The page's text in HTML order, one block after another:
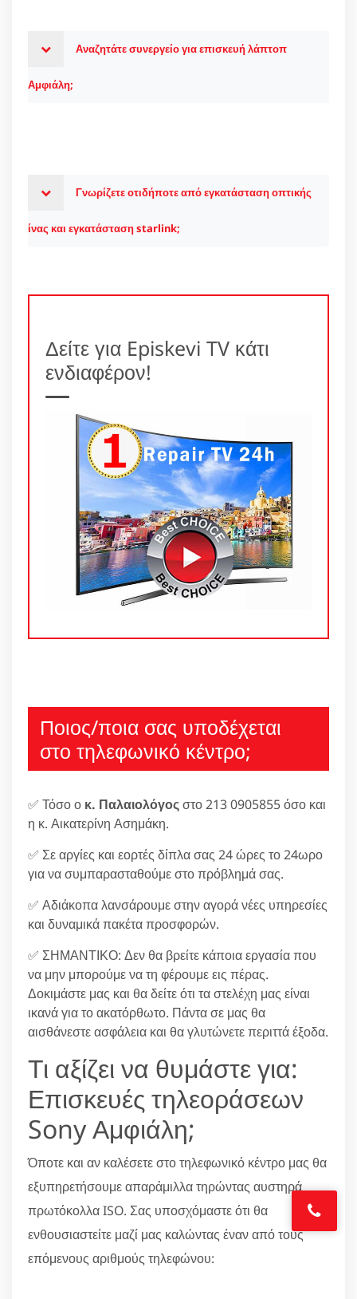
Αναζητάτε συνεργείο για επισκευή λάπτοπ
Αμφιάλη;
Γνωρίζετε οτιδήποτε από εγκατάσταση οπτικής
ίνας και εγκατάσταση starlink;
Δείτε για Episkevi TV κάτι
ενδιαφέρον!
Ποιος/ποια σας υποδέχεται
στο τηλεφωνικό κέντρο;
✅ Τόσο ο κ. Παλαιολόγοςστο 213 0905855 όσο και
η κ. Αικατερίνη Ασημάκη.
✅ Σε αργίες και εορτές δίπλα σας 24 ώρες το 24ωρο
για να συμπαρασταθούμε στο πρόβλημά σας.
✅ Αδιάκοπα λανσάρουμε στην αγορά νέες υπηρεσίες
και δυναμικά πακέτα προσφορών.
✅ ΣΗΜΑΝΤΙΚΟ: Δεν θα βρείτε κάποια εργασία που
να μην μπορούμε να τη φέρουμε εις πέρας.
Δοκιμάστε μας και θα δείτε ότι τα στελέχη μας είναι
ικανά για το ακατόρθωτο. Πάντα σε μας θα
αισθάνεστε ασφάλεια και θα γλυτώνετε περιττά έξοδα.
Τι αξίζει να θυμάστε για:
Επισκευές τηλεοράσεων
Sony Αμφιάλη;
Όποτε και αν καλέσετε στο τηλεφωνικό κέντρο μας θα
εξυπηρετήσουμε απαράμιλλα τηρώντας αυστηρά
πρωτόκολλα ISO. Σας υποσχόμαστε ότι θα
ενθουσιαστείτε μαζί μας καλώντας έναν από τους
επόμενους αριθμούς τηλεφώνου: